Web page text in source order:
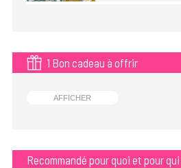
1 Bon cadeau à offrir
AFFICHER
Recommandé pour quoi et pour qui